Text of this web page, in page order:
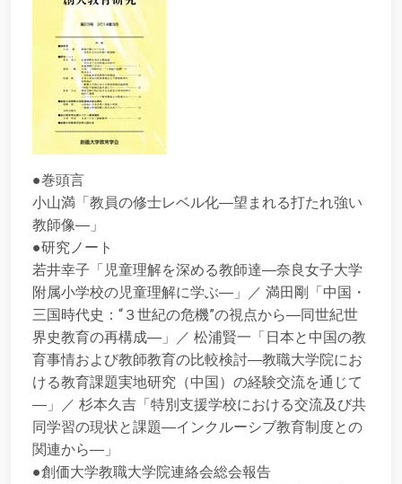
●巻頭言
小山満「教員の修士レベル化―望まれる打たれ強い
教師像―」
●研究ノート
若井幸子「児童理解を深める教師達―奈良女子大学
附属小学校の児童理解に学ぶ―」／ 満田剛「中国・
三国時代史：“３世紀の危機”の視点から―同世紀世
界史教育の再構成―」／ 松浦賢一「日本と中国の教
育事情および教師教育の比較検討―教職大学院にお
ける教育課題実地研究（中国）の経験交流を通じて
―」／ 杉本久吉「特別支援学校における交流及び共
同学習の現状と課題―インクルーシブ教育制度との
関連から―」
●創価大学教職大学院連絡会総会報告